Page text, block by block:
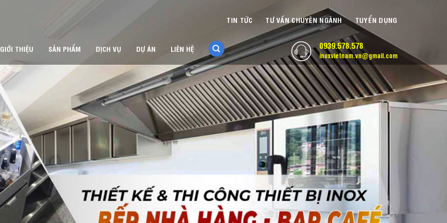
GIỚI THIỆU SẢN PHẨM DỊCH VỤ DỰ ÁN LIÊN HỆ 0939.578.578
inoxvietnam.vn@gmail.com
TIN TỨC TƯ VẤN CHUYÊN NGÀNH TUYỂN DỤNG